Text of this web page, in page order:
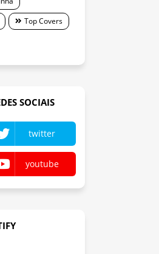
Top Covers
SOCIAIS
twitter
youtube